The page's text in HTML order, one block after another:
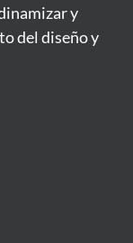
y
del diseño y